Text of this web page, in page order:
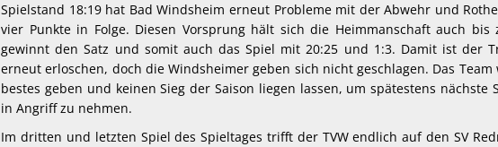
Spielstand 18:19 hat Bad Windsheim erneut Probleme mit der Abwehr und
vier Punkte in Folge. Diesen Vorsprung hält sich die Heimmanschaft auch bis
gewinnt den Satz und somit auch das Spiel mit 20:25 und 1:3. Damit ist der
erneut erloschen, doch die Windsheimer geben sich nicht geschlagen. Das
bestes geben und keinen Sieg der Saison liegen lassen, um spätestens nächste
in Angriff zu nehmen.
Im dritten und letzten Spiel des Spieltages trifft der TVW endlich auf den SV